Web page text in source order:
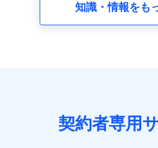
8.取引先個人情報
取引先としての選定業務、営業情報
10.受託業務の 個人情報
知識・情報をも
契約者専用